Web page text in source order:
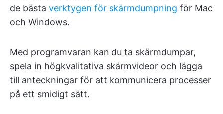
de bästa verktygen för skärmdumpning för Mac
och Windows.
Med programvaran kan du ta skärmdumpar,
spela in högkvalitativa skärmvideor och lägga
till anteckningar för att kommunicera processer
på ett smidigt sätt.